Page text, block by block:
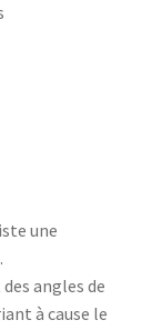
une
angles de
à cause le